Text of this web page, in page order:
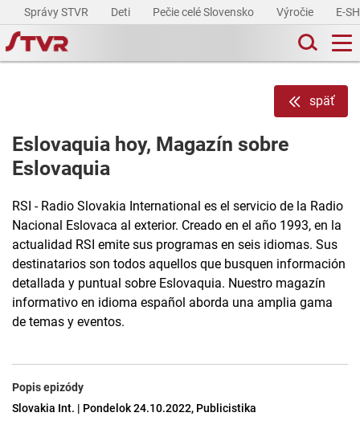
Správy STVR Deti Pečie celé Slovensko Výročie E-
späť
Eslovaquia hoy, Magazín sobre
Eslovaquia
RSI - Radio Slovakia International es el servicio de la Radio
Nacional Eslovaca al exterior. Creado en el año 1993, en la
actualidad RSI emite sus programas en seis idiomas. Sus
destinatarios son todos aquellos que busquen información
detallada y puntual sobre Eslovaquia. Nuestro magazín
informativo en idioma español aborda una amplia gama
de temas y eventos.
Popis epizódy
Slovakia Int. | Pondelok 24.10.2022, Publicistika